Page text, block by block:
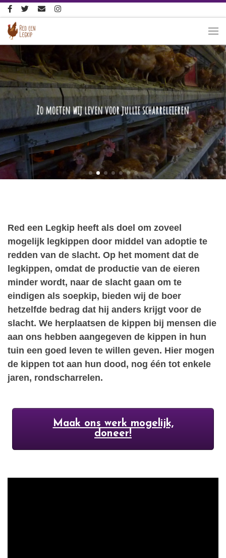
Ga naar inhoud
Zo moeten wij leven voor jullie scharreleieren
Red een Legkip heeft als doel om zoveel
mogelijk legkippen door middel van adoptie te
redden van de slacht. Op het moment dat de
legkippen, omdat de productie van de eieren
minder wordt, naar de slacht gaan om te
eindigen als soepkip, bieden wij de boer
hetzelfde bedrag dat hij anders krijgt voor de
slacht. We herplaatsen de kippen bij mensen die
aan ons hebben aangegeven de kippen in hun
tuin een goed leven te willen geven. Hier mogen
de kippen tot aan hun dood, nog één tot enkele
jaren, rondscharrelen.
Maak ons werk mogelijk,
doneer!